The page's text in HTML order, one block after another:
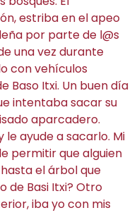
estriba en el apeo
por parte de l@s
una vez durante
con vehículos
Baso Itxi. Un buen día
intentaba sacar su
aparcadero.
le ayude a sacarlo. Mi
permitir que alguien
el árbol que
de Basi Itxi? Otro
iba yo con mis